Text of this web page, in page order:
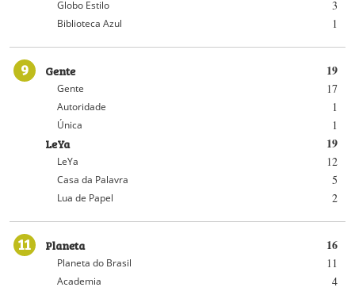
3
Globo Estilo
1
Biblioteca Azul
9 19
Gente
17
Gente
1
Autoridade
1
Única
19
LeYa
12
LeYa
5
Casa da Palavra
2
Lua de Papel
11 16
Planeta
11
Planeta do Brasil
4
Academia